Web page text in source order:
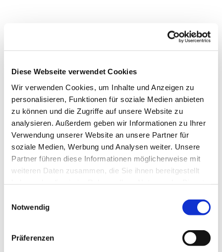
Diese Webseite verwendet Cookies
Wir verwenden Cookies, um Inhalte und Anzeigen zu
personalisieren, Funktionen für soziale Medien anbieten
zu können und die Zugriffe auf unsere Website zu
analysieren. Außerdem geben wir Informationen zu Ihrer
Verwendung unserer Website an unsere Partner für
soziale Medien, Werbung und Analysen weiter. Unsere
Partner führen diese Informationen möglicherweise mit
weiteren Daten zusammen, die Sie ihnen bereitgestellt
Notwendig
Präferenzen
Dies könnte Sie auch
interessieren